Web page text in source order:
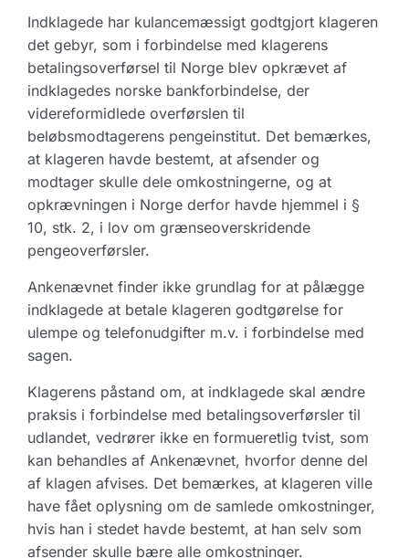
Indklagede har kulancemæssigt godtgjort klageren
det gebyr, som i forbindelse med klagerens
betalingsoverførsel til Norge blev opkrævet af
indklagedes norske bankforbindelse, der
videreformidlede overførslen til
beløbsmodtagerens pengeinstitut. Det bemærkes,
at klageren havde bestemt, at afsender og
modtager skulle dele omkostningerne, og at
opkrævningen i Norge derfor havde hjemmel i §
10, stk. 2, i lov om grænseoverskridende
pengeoverførsler.
Ankenævnet finder ikke grundlag for at pålægge
indklagede at betale klageren godtgørelse for
ulempe og telefonudgifter m.v. i forbindelse med
sagen.
Klagerens påstand om, at indklagede skal ændre
praksis i forbindelse med betalingsoverførsler til
udlandet, vedrører ikke en formueretlig tvist, som
kan behandles af Ankenævnet, hvorfor denne del
af klagen afvises. Det bemærkes, at klageren ville
have fået oplysning om de samlede omkostninger,
hvis han i stedet havde bestemt, at han selv som
afsender skulle bære alle omkostninger.